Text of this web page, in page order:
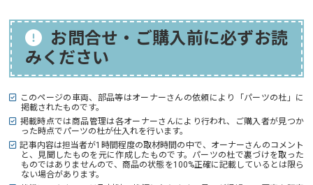
お問合せ・ご購入前に必ずお読
みください
このページの車両、部品等はオーナーさんの依頼により「パーツの杜」に
掲載されたものです。
掲載時点では商品管理は各オーナーさんにより行われ、ご購入者が見つか
った時点でパーツの杜が仕入れを行います。
記事内容は担当者が1時間程度の取材時間の中で、オーナーさんのコメント
と、見聞したものを元に作成したものです。パーツの杜で裏づけを取った
ものではありませんので、商品の状態を100%正確に記載しているとは限ら
ない場合があります。